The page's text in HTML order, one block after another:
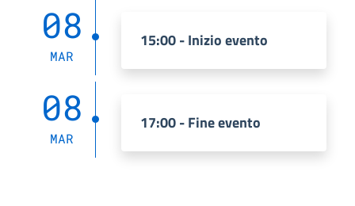
08
MAR
15:00 - Inizio evento
08
MAR
17:00 - Fine evento